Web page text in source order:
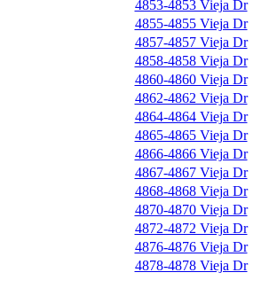
4853-4853 Vieja Dr
4855-4855 Vieja Dr
4857-4857 Vieja Dr
4858-4858 Vieja Dr
4860-4860 Vieja Dr
4862-4862 Vieja Dr
4864-4864 Vieja Dr
4865-4865 Vieja Dr
4866-4866 Vieja Dr
4867-4867 Vieja Dr
4868-4868 Vieja Dr
4870-4870 Vieja Dr
4872-4872 Vieja Dr
4876-4876 Vieja Dr
4878-4878 Vieja Dr